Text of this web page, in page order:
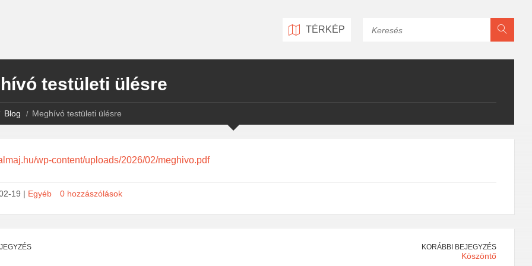
TÉRKÉP
testületi ülésre
Blog Meghívó testületi ülésre
wp-content/uploads/2026/02/meghivo.pdf
19 | Egyéb 0 hozzászólások
KORÁBBI BEJEGYZÉS
Köszöntő